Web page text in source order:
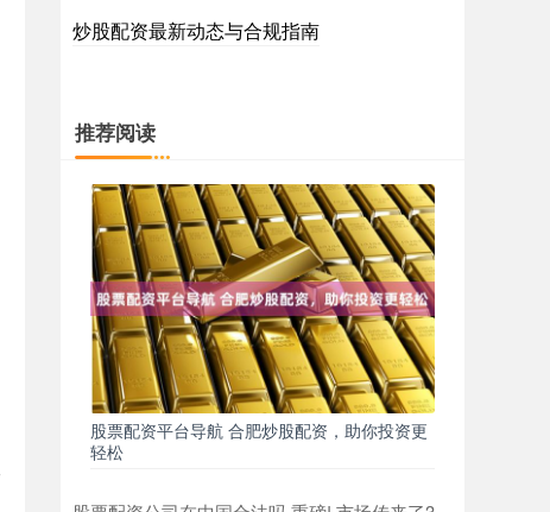
炒股配资最新动态与合规指南
推荐阅读
股票配资平台导航 合肥炒股配资，助你投资更
轻松